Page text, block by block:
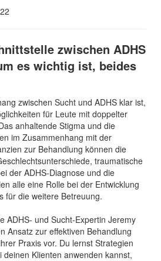
zwischen ADHS
es wichtig ist, beides
zwischen Sucht und ADHS klar ist,
für Leute mit doppelter
anhaltende Stigma und die
im Zusammenhang mit der
zur Behandlung können die
traumatische
der ADHS-Diagnose und die
alle eine Rolle bei der Entwicklung
für die weitere Betreuung.
ADHS- und Sucht-Expertin Jeremy
Ansatz zur effektiven Behandlung
Praxis vor. Du lernst Strategien
Klienten anwenden kannst,